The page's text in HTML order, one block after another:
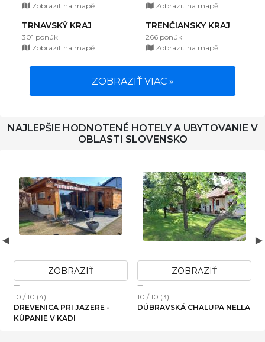
Zobrazit na mapě
Zobrazit na mapě
TRNAVSKÝ KRAJ
301 ponúk
Zobrazit na mapě
TRENČIANSKY KRAJ
266 ponúk
Zobrazit na mapě
ZOBRAZIŤ VIAC »
NAJLEPŠIE HODNOTENÉ HOTELY A UBYTOVANIE V
OBLASTI SLOVENSKO
ZOBRAZIŤ
10 / 10 (4)
DREVENICA PRI JAZERE -
KÚPANIE V KADI
ZOBRAZIŤ
10 / 10 (3)
DÚBRAVSKÁ CHALUPA NELLA